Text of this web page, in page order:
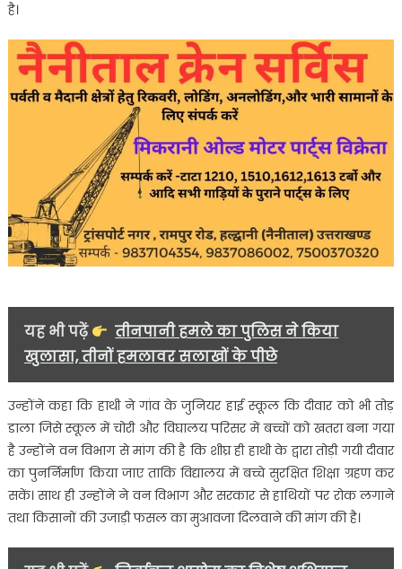
है।
यह भी पढ़ें
तीनपानी हमले का पुलिस ने किया
खुलासा, तीनों हमलावर सलाखों के पीछे
उन्होंने कहा कि हाथी ने गांव के जुनियर हाई स्कूल कि दीवार को भी तोड़
डाला जिसे स्कूल में चोरी और विघालय परिसर में बच्चों को खतरा बना गया
है उन्होंने वन विभाग से मांग की है कि शीघ्र ही हाथी के द्वारा तोड़ी गयी दीवार
का पुनर्निर्माण किया जाए ताकि विद्यालय में बच्चे सुरक्षित शिक्षा ग्रहण कर
सकें। साथ ही उन्होंने ने वन विभाग और सरकार से हाथियों पर रोक लगाने
तथा किसानों की उजाड़ी फसल का मुआवजा दिलवाने की मांग की है।